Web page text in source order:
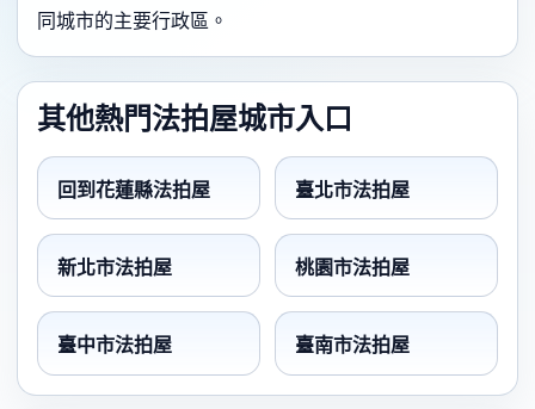
同城市的主要行政區。
其他熱門法拍屋城市入口
回到花蓮縣法拍屋 臺北市法拍屋
新北市法拍屋 桃園市法拍屋
臺中市法拍屋 臺南市法拍屋